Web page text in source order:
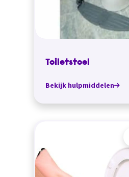
Toiletstoel
Bekijk hulpmiddelen